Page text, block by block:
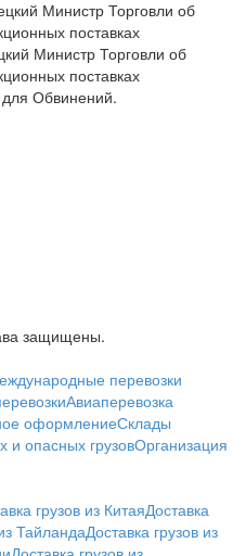
Министр Торговли об
поставках
Обвинений.
защищены.
перевозки
Авиаперевозка
оформлениеСклады
и опасных грузовОрганизация
грузов из КитаяДоставка
ТайландаДоставка грузов из